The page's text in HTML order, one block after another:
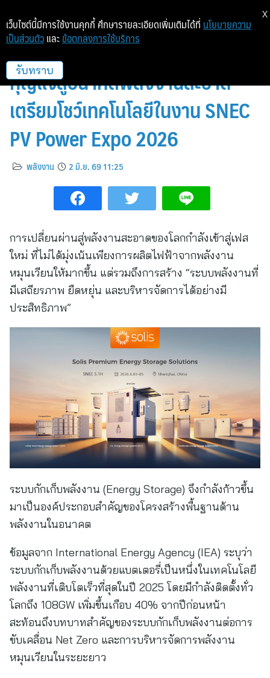
Solis ชี้ “Energy Storage” คือ
กุญแจสู่อนาคตพลังงานสะอาด
เตรียมโชว์เทคโนโลยีในงาน SNEC
PV Power Expo 2026
พลังงาน 2 มิ.ย. 69 11:25
การเปลี่ยนผ่านสู่พลังงานสะอาดของโลกกำลังเข้าสู่เฟส
ใหม่ ที่ไม่ได้มุ่งเน้นเพียงการผลิตไฟฟ้าจากพลังงาน
หมุนเวียนให้มากขึ้น แต่รวมถึงการสร้าง “ระบบพลังงานที่
มีเสถียรภาพ ยืดหยุ่น และบริหารจัดการได้อย่างมี
ประสิทธิภาพ”
ระบบกักเก็บพลังงาน (Energy Storage) จึงกำลังก้าวขึ้น
มาเป็นองค์ประกอบสำคัญของโครงสร้างพื้นฐานด้าน
พลังงานในอนาคต
ข้อมูลจาก International Energy Agency (IEA) ระบุว่า
ระบบกักเก็บพลังงานด้วยแบตเตอรี่เป็นหนึ่งในเทคโนโลยี
พลังงานที่เติบโตเร็วที่สุดในปี 2025 โดยมีกำลังติดตั้งทั่ว
โลกถึง 108GW เพิ่มขึ้นเกือบ 40% จากปีก่อนหน้า
สะท้อนถึงบทบาทสำคัญของระบบกักเก็บพลังงานต่อการ
ขับเคลื่อน Net Zero และการบริหารจัดการพลังงาน
หมุนเวียนในระยะยาว
เว็บไซต์นี้มีการใช้งานคุกกี้ ศึกษารายละเอียดเพิ่มเติมได้ที่ นโยบายความ
เป็นส่วนตัว และ ข้อตกลงการใช้บริการ
รับทราบ
X